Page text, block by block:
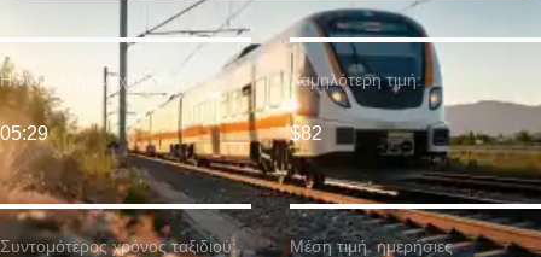
Συντομότερος χρόνος ταξιδιού:
Η νωρίτερη αναχώρηση:
05:29
Χαμηλότερη τιμή:
$82
Μέση τιμή. ημερήσιες